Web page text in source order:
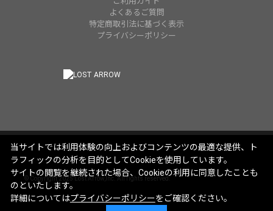
よくあるご質問
特定商取引法に基づく表示
プライバシーポリシー
© Copyright 2025 Lost Arrow,Inc. All rights reserved.
当サイトでは利用体験の向上およびコンテンツの最適な提供、ト
ラフィックの分析を目的としてCookieを使用しています。
サイトの閲覧を継続された場合、Cookieの利用に同意したことも
のといたします。
詳細についてはプライバシーポリシーをご確認ください。